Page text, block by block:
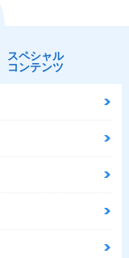
スペシャル
コンテンツ